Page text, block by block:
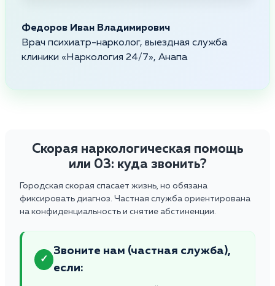
Федоров Иван Владимирович
Врач психиатр-нарколог, выездная служба
клиники «Наркология 24/7», Анапа
Скорая наркологическая помощь
или 03: куда звонить?
Городская скорая спасает жизнь, но обязана
фиксировать диагноз. Частная служба ориентирована
на конфиденциальность и снятие абстиненции.
✓
Звоните нам (частная служба),
если: